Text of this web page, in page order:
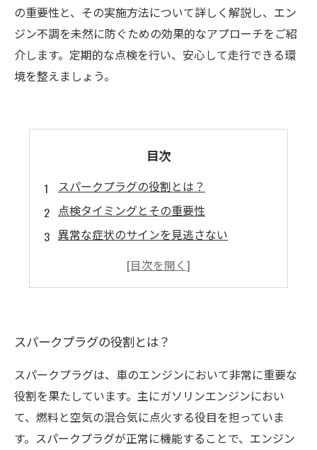
の重要性と、その実施方法について詳しく解説し、エン
ジン不調を未然に防ぐための効果的なアプローチをご紹
介します。定期的な点検を行い、安心して走行できる環
境を整えましょう。
目次
スパークプラグの役割とは？
点検タイミングとその重要性
異常な症状のサインを見逃さない
スパークプラグの交換方法と手順
スパークプラグの役割とは？
スパークプラグは、車のエンジンにおいて非常に重要な
役割を果たしています。主にガソリンエンジンにおい
て、燃料と空気の混合気に点火する役目を担っていま
す。スパークプラグが正常に機能することで、エンジン